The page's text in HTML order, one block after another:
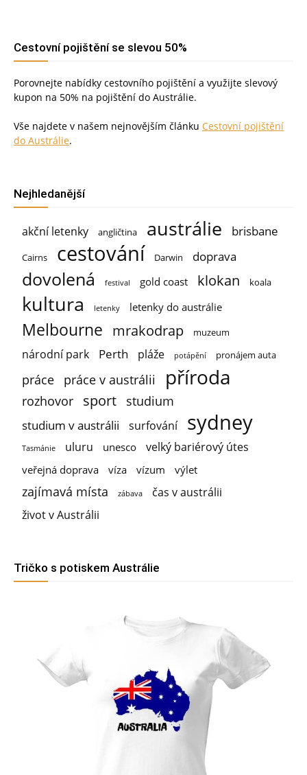
Cestovní pojištění se slevou 50%
Porovnejte nabídky cestovního pojištění a využijte slevový
kupon na 50% na pojištění do Austrálie.
Vše najdete v našem nejnovějším článku Cestovní pojištění
do Austrálie.
Nejhledanější
akční letenky angličtina austrálie brisbane
Cairns cestování Darwin doprava
dovolená festival gold coast klokan koala
kultura letenky letenky do austrálie
Melbourne mrakodrap muzeum
národní park Perth pláže potápění pronájem auta
práce práce v austrálii příroda
rozhovor sport studium
studium v austrálii surfování sydney
Tasmánie uluru unesco velký bariérový útes
veřejná doprava víza vízum výlet
zajímavá místa zábava
čas v austrálii
život v Austrálii
Tričko s potiskem Austrálie